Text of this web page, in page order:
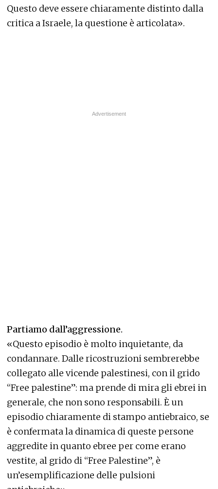
Questo deve essere chiaramente distinto dalla
critica a Israele, la questione è articolata».
Partiamo dall’aggressione.
«Questo episodio è molto inquietante, da
condannare. Dalle ricostruzioni sembrerebbe
collegato alle vicende palestinesi, con il grido
“Free palestine”: ma prende di mira gli ebrei in
generale, che non sono responsabili. È un
episodio chiaramente di stampo antiebraico, se
è confermata la dinamica di queste persone
aggredite in quanto ebree per come erano
vestite, al grido di “Free Palestine”, è
un’esemplificazione delle pulsioni